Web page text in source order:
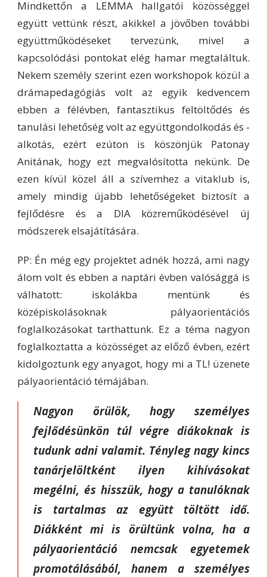
Mindkettőn a LEMMA hallgatói közösséggel
együtt vettünk részt, akikkel a jövőben további
együttműködéseket tervezünk, mivel a
kapcsolódási pontokat elég hamar megtaláltuk.
Nekem személy szerint ezen workshopok közül a
drámapedagógiás volt az egyik kedvencem
ebben a félévben, fantasztikus feltöltődés és
tanulási lehetőség volt az együttgondolkodás és -
alkotás, ezért ezúton is köszönjük Patonay
Anitának, hogy ezt megvalósította nekünk. De
ezen kívül közel áll a szívemhez a vitaklub is,
amely mindig újabb lehetőségeket biztosít a
fejlődésre és a DIA közreműködésével új
módszerek elsajátítására.
PP: Én még egy projektet adnék hozzá, ami nagy
álom volt és ebben a naptári évben valósággá is
válhatott: iskolákba mentünk és
középiskolásoknak pályaorientációs
foglalkozásokat tarthattunk. Ez a téma nagyon
foglalkoztatta a közösséget az előző évben, ezért
kidolgoztunk egy anyagot, hogy mi a TL! üzenete
pályaorientáció témájában.
Nagyon örülök, hogy személyes
fejlődésünkön túl végre diákoknak is
tudunk adni valamit. Tényleg nagy kincs
tanárjelöltként ilyen kihívásokat
megélni, és hisszük, hogy a tanulóknak
is tartalmas az együtt töltött idő.
Diákként mi is örültünk volna, ha a
pályaorientáció nemcsak egyetemek
promotálásából, hanem a személyes